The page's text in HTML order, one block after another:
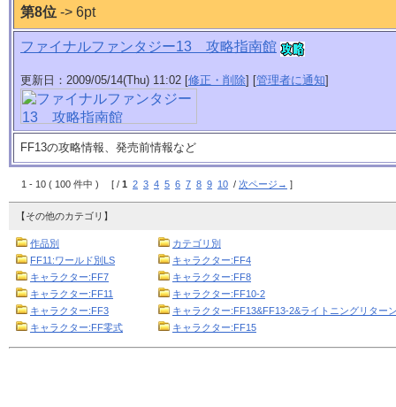
第8位 -> 6pt
ファイナルファンタジー13 攻略指南館
更新日：2009/05/14(Thu) 11:02 [修正・削除] [管理者に通知]
FF13の攻略情報、発売前情報など
1 - 10 ( 100 件中 ) [ / 1 2 3 4 5 6 7 8 9 10 / 次ページ→ ]
【その他のカテゴリ】
作品別
カテゴリ別
FF11:ワールド別LS
キャラクター:FF4
キャラクター:FF7
キャラクター:FF8
キャラクター:FF11
キャラクター:FF10-2
キャラクター:FF3
キャラクター:FF13&FF13-2&ライトニングリター
キャラクター:FF零式
キャラクター:FF15